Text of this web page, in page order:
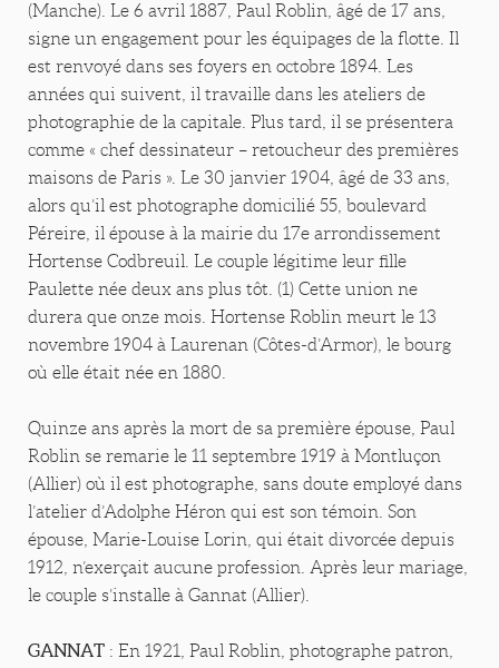
(Manche). Le 6 avril 1887, Paul Roblin, âgé de 17 ans,
signe un engagement pour les équipages de la flotte. Il
est renvoyé dans ses foyers en octobre 1894. Les
années qui suivent, il travaille dans les ateliers de
photographie de la capitale. Plus tard, il se présentera
comme « chef dessinateur – retoucheur des premières
maisons de Paris ». Le 30 janvier 1904, âgé de 33 ans,
alors qu’il est photographe domicilié 55, boulevard
Péreire, il épouse à la mairie du 17e arrondissement
Hortense Codbreuil. Le couple légitime leur fille
Paulette née deux ans plus tôt. (1) Cette union ne
durera que onze mois. Hortense Roblin meurt le 13
novembre 1904 à Laurenan (Côtes-d’Armor), le bourg
où elle était née en 1880.
Quinze ans après la mort de sa première épouse, Paul
Roblin se remarie le 11 septembre 1919 à Montluçon
(Allier) où il est photographe, sans doute employé dans
l’atelier d’Adolphe Héron qui est son témoin. Son
épouse, Marie-Louise Lorin, qui était divorcée depuis
1912, n’exerçait aucune profession. Après leur mariage,
le couple s’installe à Gannat (Allier).
GANNAT : En 1921, Paul Roblin, photographe patron,